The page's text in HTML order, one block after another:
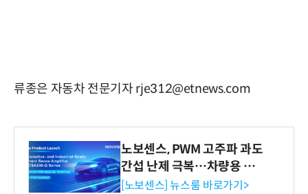
류종은 자동차 전문기자 rje312@etnews.com
노보센스, PWM 고주파 과도
간섭 난제 극복…차량용 전
류 감지 증폭기
[노보센스] 뉴스룸 바로가기>